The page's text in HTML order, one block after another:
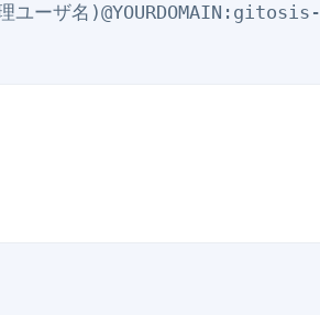
ザ名)@YOURDOMAIN:gitosis-